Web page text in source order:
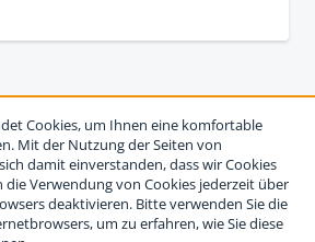
Cookies, um Ihnen eine komfortable
Mit der Nutzung der Seiten von
damit einverstanden, dass wir Cookies
die Verwendung von Cookies jederzeit über
deaktivieren. Bitte verwenden Sie die
um zu erfahren, wie Sie diese